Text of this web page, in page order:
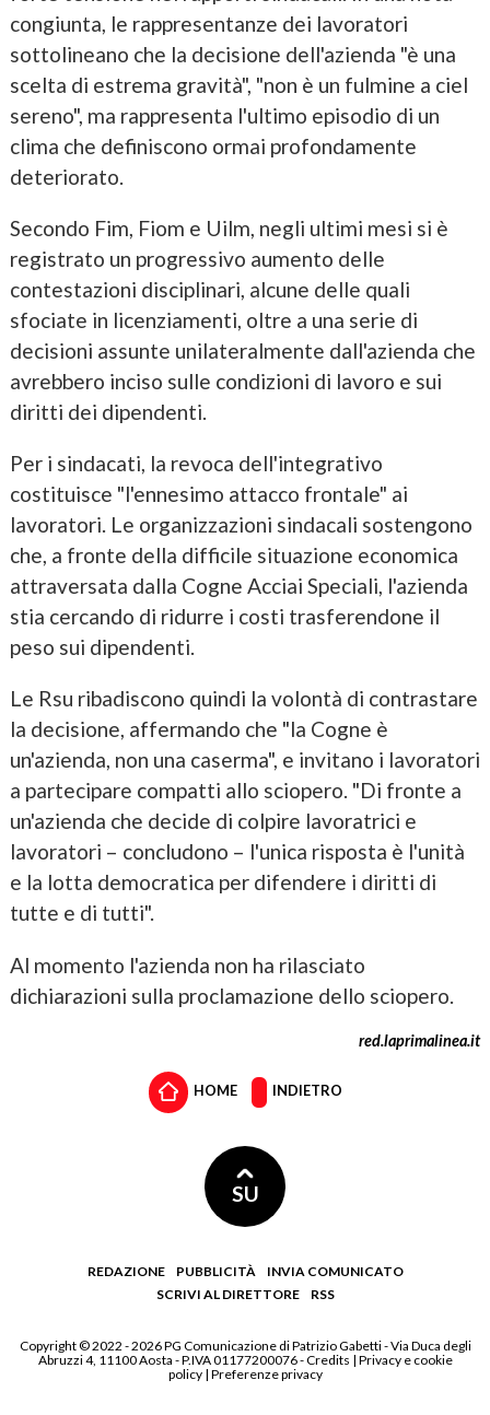
congiunta, le rappresentanze dei lavoratori
sottolineano che la decisione dell'azienda "è una
scelta di estrema gravità", "non è un fulmine a ciel
sereno", ma rappresenta l'ultimo episodio di un
clima che definiscono ormai profondamente
deteriorato.
Secondo Fim, Fiom e Uilm, negli ultimi mesi si è
registrato un progressivo aumento delle
contestazioni disciplinari, alcune delle quali
sfociate in licenziamenti, oltre a una serie di
decisioni assunte unilateralmente dall'azienda che
avrebbero inciso sulle condizioni di lavoro e sui
diritti dei dipendenti.
Per i sindacati, la revoca dell'integrativo
costituisce "l'ennesimo attacco frontale" ai
lavoratori. Le organizzazioni sindacali sostengono
che, a fronte della difficile situazione economica
attraversata dalla Cogne Acciai Speciali, l'azienda
stia cercando di ridurre i costi trasferendone il
peso sui dipendenti.
Le Rsu ribadiscono quindi la volontà di contrastare
la decisione, affermando che "la Cogne è
un'azienda, non una caserma", e invitano i lavoratori
a partecipare compatti allo sciopero. "Di fronte a
un'azienda che decide di colpire lavoratrici e
lavoratori – concludono – l'unica risposta è l'unità
e la lotta democratica per difendere i diritti di
tutte e di tutti".
Al momento l'azienda non ha rilasciato
dichiarazioni sulla proclamazione dello sciopero.
red.laprimalinea.it
HOME INDIETRO
SU
REDAZIONE PUBBLICITÀ
INVIA COMUNICATO
SCRIVI AL DIRETTORE
RSS
Copyright © 2022 - 2026 PG Comunicazione di Patrizio Gabetti - Via Duca degli
Abruzzi 4, 11100 Aosta - P.IVA 01177200076 -Credits | Privacy e cookie
policy| Preferenze privacy